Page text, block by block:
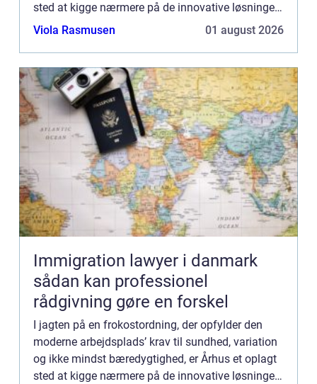
sted at kigge nærmere på de innovative løsninger.
Her er nytænkende leverandører som Dabba
Viola Rasmusen 01 august 2026
Immigration lawyer i danmark
sådan kan professionel
rådgivning gøre en forskel
I jagten på en frokostordning, der opfylder den
moderne arbejdsplads’ krav til sundhed, variation
og ikke mindst bæredygtighed, er Århus et oplagt
sted at kigge nærmere på de innovative løsninger.